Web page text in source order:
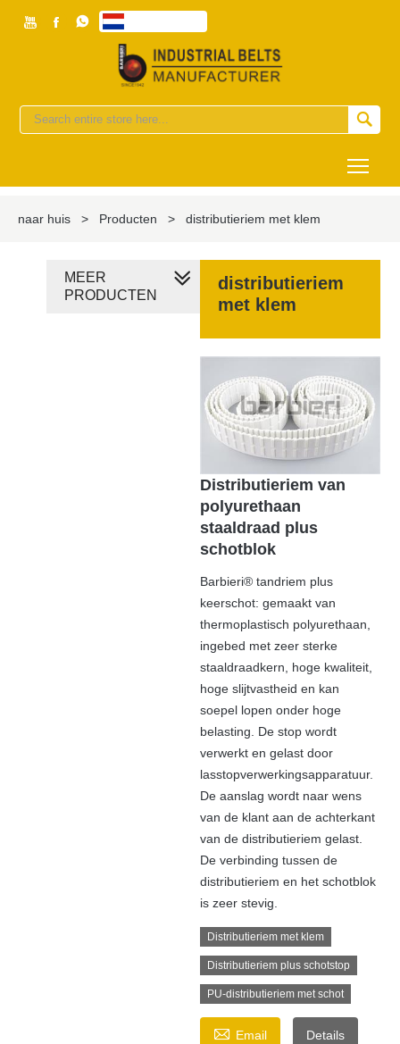
  

naar huis > Producten > distributieriem met klem
distributieriem
met klem
Distributieriem van
polyurethaan
staaldraad plus
schotblok
Barbieri® tandriem plus
keerschot: gemaakt van
thermoplastisch polyurethaan,
ingebed met zeer sterke
staaldraadkern, hoge kwaliteit,
hoge slijtvastheid en kan
soepel lopen onder hoge
belasting. De stop wordt
verwerkt en gelast door
lasstopverwerkingsapparatuur.
De aanslag wordt naar wens
van de klant aan de achterkant
van de distributieriem gelast.
De verbinding tussen de
distributieriem en het schotblok
is zeer stevig.
Distributieriem met klem
Distributieriem plus schotstop
PU-distributieriem met schot
 Email Details
MEER
PRODUCTEN